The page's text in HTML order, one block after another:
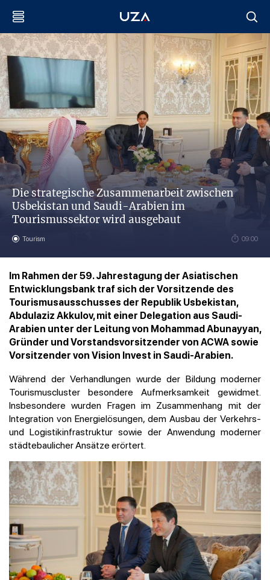
Die strategische Zusammenarbeit zwischen
Usbekistan und Saudi-Arabien im
Tourismussektor wird ausgebaut
Tourism 09:00
Im Rahmen der 59. Jahrestagung der Asiatischen
Entwicklungsbank traf sich der Vorsitzende des
Tourismusausschusses der Republik Usbekistan,
Abdulaziz Akkulov, mit einer Delegation aus Saudi-
Arabien unter der Leitung von Mohammad Abunayyan,
Gründer und Vorstandsvorsitzender von ACWA sowie
Vorsitzender von Vision Invest in Saudi-Arabien.
Während der Verhandlungen wurde der Bildung moderner
Tourismuscluster besondere Aufmerksamkeit gewidmet.
Insbesondere wurden Fragen im Zusammenhang mit der
Integration von Energielösungen, dem Ausbau der Verkehrs-
und Logistikinfrastruktur sowie der Anwendung moderner
städtebaulicher Ansätze erörtert.